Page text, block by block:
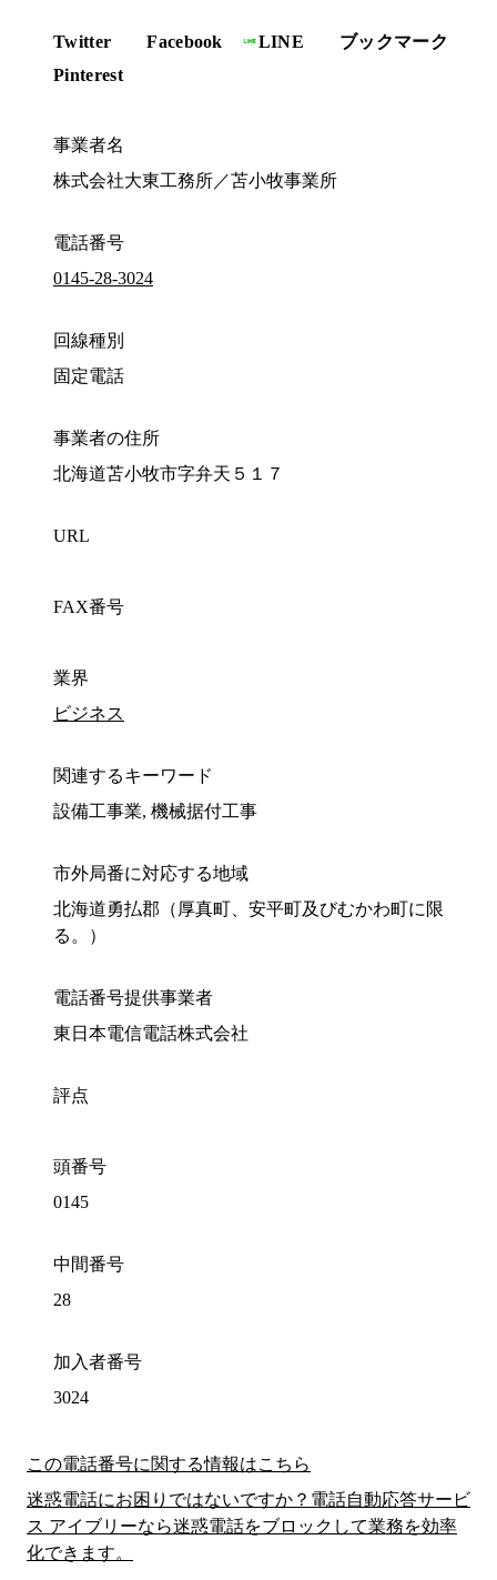
Twitter Facebook LINE
ブックマーク
Pinterest
事業者名
株式会社大東工務所／苫小牧事業所
電話番号
0145-28-3024
回線種別
固定電話
事業者の住所
北海道苫小牧市字弁天５１７
URL
FAX番号
業界
ビジネス
関連するキーワード
設備工事業, 機械据付工事
市外局番に対応する地域
北海道勇払郡（厚真町、安平町及びむかわ町に限
る。）
電話番号提供事業者
東日本電信電話株式会社
評点
頭番号
0145
中間番号
28
加入者番号
3024
この電話番号に関する情報はこちら
迷惑電話にお困りではないですか？電話自動応答サービ
ス アイブリーなら迷惑電話をブロックして業務を効率
化できます。